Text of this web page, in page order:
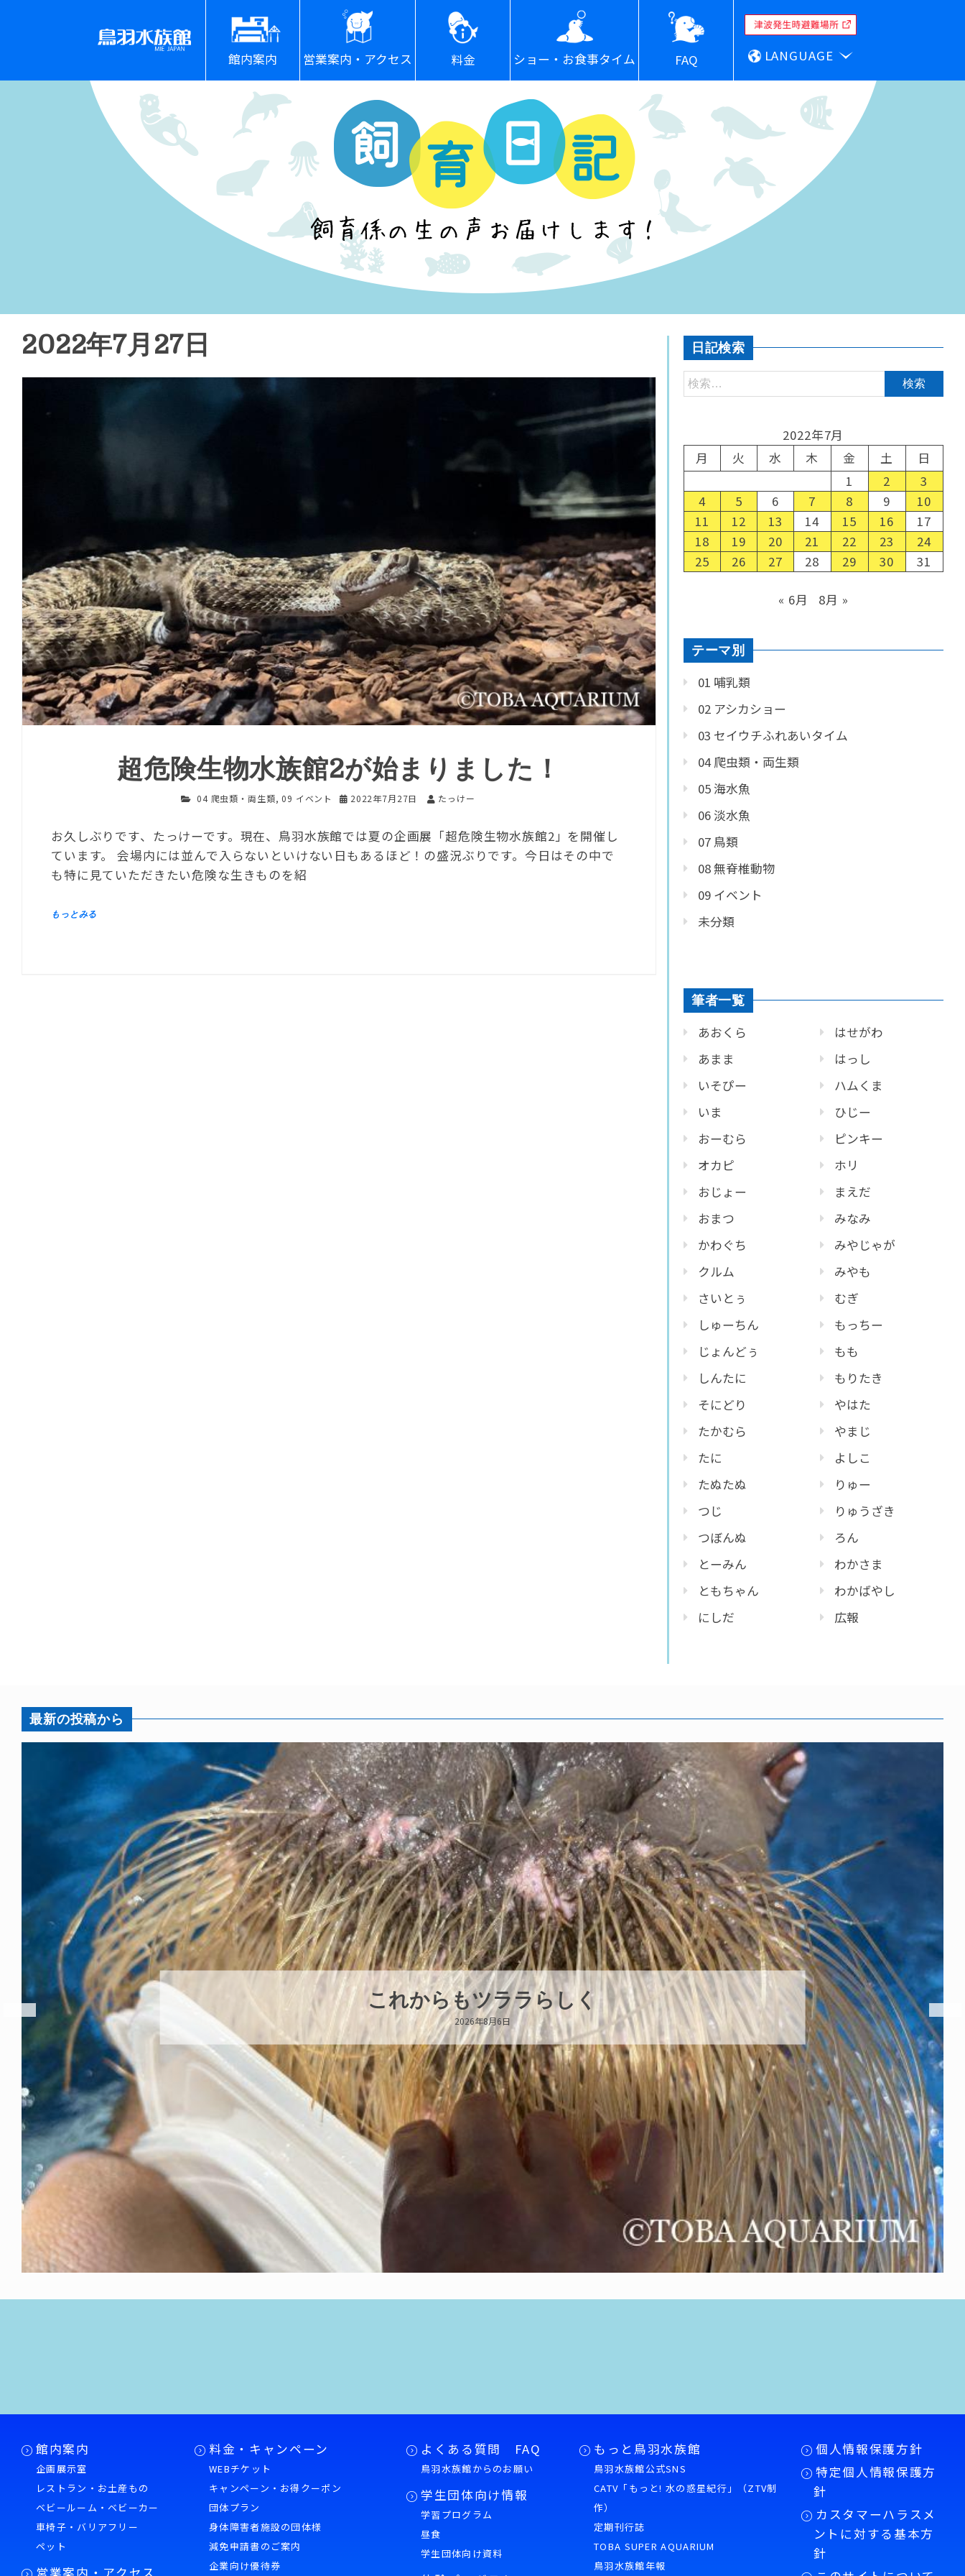
館内案内 営業案内・アクセス 料金 ショー・お食事タイム FAQ LANGUAGE
2022年7月27日
超危険生物水族館2が始まりました！
04 爬虫類・両生類,09 イベント 2022年7月27日 たっけー
お久しぶりです、たっけーです。現在、鳥羽水族館では夏の企画展「超危険生物水族館2」を開催し
ています。 会場内には並んで入らないといけない日もあるほど！の盛況ぶりです。今日はその中で
も特に見ていただきたい危険な生きものを紹
日記検索
2022年7月
月
火 水 木 金 土
日
1
2
3
4
5 6 7 8 9
10
11
12 13 14 15 16
17
18
19 20 21 22 23
24
25
26 27 28 29 30 31
« 6月 8月 »
テーマ別
01 哺乳類
02 アシカショー
03 セイウチふれあいタイム
04 爬虫類・両生類
05 海水魚
06 淡水魚
07 鳥類
08 無脊椎動物
09 イベント
未分類
筆者一覧
あおくら
あまま
いそぴー
いま
おーむら
オカピ
おじょー
おまつ
かわぐち
クルム
さいとぅ
しゅーちん
じょんどぅ
しんたに
そにどり
たかむら
たに
たぬたぬ
つじ
つぼんぬ
とーみん
ともちゃん
にしだ
はせがわ
はっし
ハムくま
ひじー
ピンキー
ホリ
まえだ
みなみ
みやじゃが
みやも
むぎ
もっちー
もも
もりたき
やはた
やまじ
よしこ
りゅー
りゅうざき
ろん
わかさま
わかばやし
広報
最新の投稿から
ハロー’s Birthday!!!
2026年8月6日
館内案内
企画展示室
レストラン・お土産もの
ベビールーム・ベビーカー
車椅子・バリアフリー
ペット
営業案内・アクセス
料金・キャンペーン
WEBチケット
キャンペーン・お得クーポン
団体プラン
身体障害者施設の団体様
減免申請書のご案内
企業向け優待券
よくある質問 FAQ
鳥羽水族館からのお願い
学生団体向け情報
学習プログラム
昼食
学生団体向け資料
もっと鳥羽水族館
鳥羽水族館公式SNS
CATV「もっと! 水の惑星紀行」（ZTV制
作）
定期刊行誌
TOBA SUPER AQUARIUM
鳥羽水族館年報
個人情報保護方針
特定個人情報保護方
針
カスタマーハラスメ
ントに対する基本方
針